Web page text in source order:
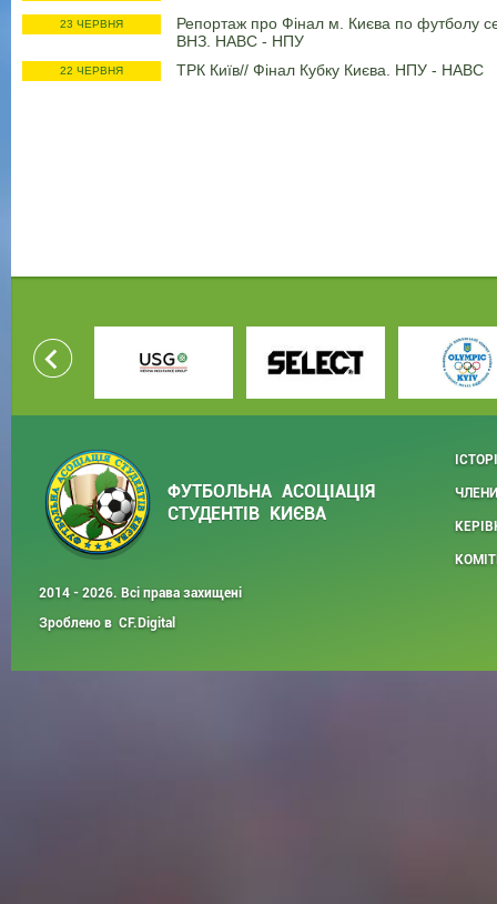
23 ЧЕРВНЯ
Репортаж про Фінал м. Києва по футболу
ВНЗ. НАВС - НПУ
22 ЧЕРВНЯ ТРК Київ// Фінал Кубку Києва. НПУ - НАВС
ФУТБОЛЬНА АСОЦІАЦІЯ
СТУДЕНТІВ КИЄВА
2014 - 2026. Всі права захищені
Зроблено в CF.Digital